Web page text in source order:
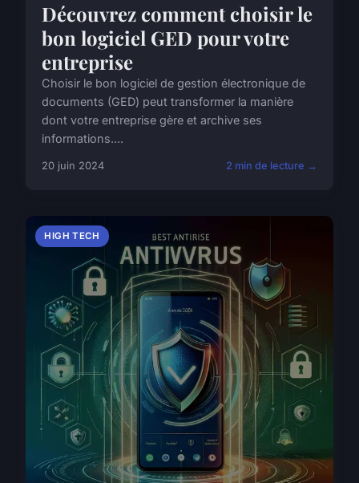
Découvrez comment choisir le
bon logiciel GED pour votre
entreprise
Choisir le bon logiciel de gestion électronique de
documents (GED) peut transformer la manière
dont votre entreprise gère et archive ses
informations....
20 juin 2024 2 min de lecture →
HIGH TECH